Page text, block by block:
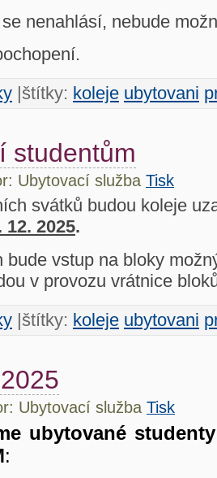
nenahlásí, nebude
|štítky: koleje ubytovani
studentům
Ubytovací služba Tisk
svátků budou koleje
12. 2025.
bude vstup na bloky
v provozu vrátnice bloků
|štítky: koleje ubytovani
Ubytovací služba Tisk
ubytované studenty
: